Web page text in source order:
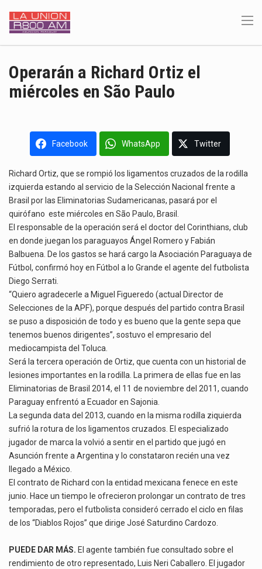
Operarán a Richard Ortiz el
miércoles en São Paulo
Facebook WhatsApp Twitter
Richard Ortiz, que se rompió los ligamentos cruzados de la rodilla
izquierda estando al servicio de la Selección Nacional frente a
Brasil por las Eliminatorias Sudamericanas, pasará por el
quirófano este miércoles en São Paulo, Brasil.
El responsable de la operación será el doctor del Corinthians, club
en donde juegan los paraguayos Ángel Romero y Fabián
Balbuena. De los gastos se hará cargo la Asociación Paraguaya de
Fútbol, confirmó hoy en Fútbol a lo Grande el agente del futbolista
Diego Serrati.
“Quiero agradecerle a Miguel Figueredo (actual Director de
Selecciones de la APF), porque después del partido contra Brasil
se puso a disposición de todo y es bueno que la gente sepa que
tenemos buenos dirigentes”, sostuvo el empresario del
mediocampista del Toluca.
Será la tercera operación de Ortiz, que cuenta con un historial de
lesiones importantes en la rodilla. La primera de ellas fue en las
Eliminatorias de Brasil 2014, el 11 de noviembre del 2011, cuando
Paraguay enfrentó a Ecuador en Sajonia.
La segunda data del 2013, cuando en la misma rodilla ziquierda
sufrió la rotura de los ligamentos cruzados. El especializado
jugador de marca la volvió a sentir en el partido que jugó en
Asunción frente a Argentina y lo constataron recién una vez
llegado a México.
El contrato de Richard con la entidad mexicana fenece en este
junio. Hace un tiempo le ofrecieron prolongar un contrato de tres
temporadas, pero el futbolista consideró cerrado el ciclo en filas
de los “Diablos Rojos” que dirige José Saturdino Cardozo.
PUEDE DAR MÁS. El agente también fue consultado sobre el
rendimiento de otro representado, Luis Neri Caballero. El jugador